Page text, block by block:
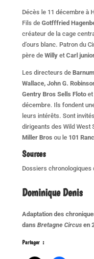
Décès le 11 décembre à
Fils de Gotfffried
créateur de la cage
d’ours blanc. Patron du
père de Willyet Carl
Les directeurs de
Wallace, John G.
Gentry Bros Sells Flotoet
décembre. Ils fondent
leurs intérêts. Sont
dirigeants des Wild West
Miller Bros ou le 101
Sources
Dossiers chronologiques
Dominique Denis
Adaptation des
dans Bretagne Circusen
Partager :